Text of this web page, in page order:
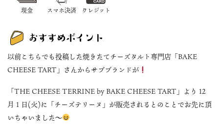
現金 スマホ決済 クレジット
以前こちらでも投稿した焼きたてチーズタルト専門店「BAKE
CHEESE TART」さんからサブブランドが
「THE CHEESE TERRINE by BAKE CHEESE TART」より 12
月 1 日(火)に「チーズテリーヌ」が販売されるとのことでお先に頂
いちゃいました〜